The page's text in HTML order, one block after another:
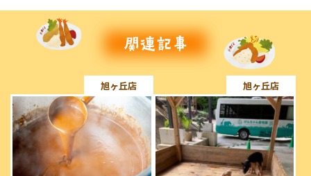
旭ヶ丘店 旭ヶ丘店